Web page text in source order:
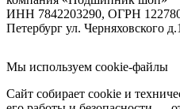
ИНН 7842203290, ОГРН
Петербург ул. Черняховского
Мы используем cookie-файлы
Сайт собирает cookie и